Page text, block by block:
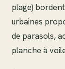
plage)
urbaines
de parasols,
planche à